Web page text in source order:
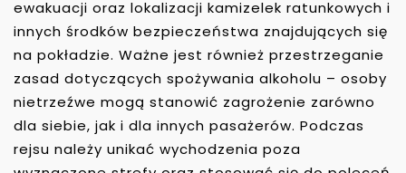
ewakuacji oraz lokalizacji kamizelek ratunkowych i
innych środków bezpieczeństwa znajdujących się
na pokładzie. Ważne jest również przestrzeganie
zasad dotyczących spożywania alkoholu – osoby
nietrzeźwe mogą stanowić zagrożenie zarówno
dla siebie, jak i dla innych pasażerów. Podczas
rejsu należy unikać wychodzenia poza